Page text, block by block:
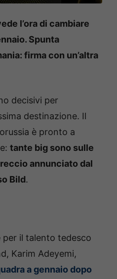
l’ora di cambiare
Spunta
firma con un’altra
decisivi per
destinazione. Il
è pronto a
tante big sono sulle
annunciato dal
Bild.
per il talento tedesco
Karim Adeyemi,
a gennaio dopo